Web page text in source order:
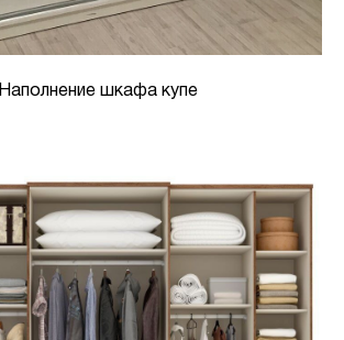
Наполнение шкафа купе